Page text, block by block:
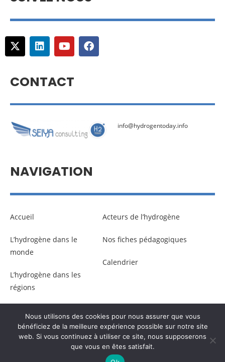
CONTACT
info@hydrogentoday.info
NAVIGATION
Accueil
L’hydrogène dans le
monde
L’hydrogène dans les
régions
Acteurs de l’hydrogène
Nos fiches pédagogiques
Calendrier
© Copyright –Communicaweb 2026
Gestion des données personnelles
Nous utilisons des cookies pour nous assurer que vous
bénéficiez de la meilleure expérience possible sur notre site
web. Si vous continuez à utiliser ce site, nous supposerons
que vous en êtes satisfait.